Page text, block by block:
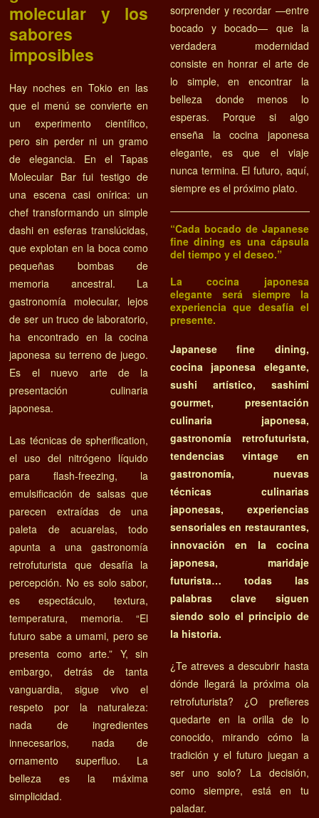
molecular y los
sabores
imposibles
Hay noches en Tokio en las
que el menú se convierte en
un experimento científico,
pero sin perder ni un gramo
de elegancia. En el Tapas
Molecular Bar fui testigo de
una escena casi onírica: un
chef transformando un simple
dashi en esferas translúcidas,
que explotan en la boca como
pequeñas bombas de
memoria ancestral. La
gastronomía molecular, lejos
de ser un truco de laboratorio,
ha encontrado en la cocina
japonesa su terreno de juego.
Es el nuevo arte de la
presentación culinaria
japonesa.
Las técnicas de spherification,
el uso del nitrógeno líquido
para flash-freezing, la
emulsificación de salsas que
parecen extraídas de una
paleta de acuarelas, todo
apunta a una gastronomía
retrofuturista que desafía la
percepción. No es solo sabor,
es espectáculo, textura,
temperatura, memoria. “El
futuro sabe a umami, pero se
presenta como arte.” Y, sin
embargo, detrás de tanta
vanguardia, sigue vivo el
respeto por la naturaleza:
nada de ingredientes
innecesarios, nada de
ornamento superfluo. La
belleza es la máxima
simplicidad.
sorprender y recordar —entre
bocado y bocado— que la
verdadera modernidad
consiste en honrar el arte de
lo simple, en encontrar la
belleza donde menos lo
esperas. Porque si algo
enseña la cocina japonesa
elegante, es que el viaje
nunca termina. El futuro, aquí,
siempre es el próximo plato.
“Cada bocado de Japanese
fine dining es una cápsula
del tiempo y el deseo.”
La cocina japonesa
elegante será siempre la
experiencia que desafía el
presente.
Japanese fine dining,
cocina japonesa elegante,
sushi artístico, sashimi
gourmet, presentación
culinaria japonesa,
gastronomía retrofuturista,
tendencias vintage en
gastronomía, nuevas
técnicas culinarias
japonesas, experiencias
sensoriales en restaurantes,
innovación en la cocina
japonesa, maridaje
futurista… todas las
palabras clave siguen
siendo solo el principio de
la historia.
¿Te atreves a descubrir hasta
dónde llegará la próxima ola
retrofuturista? ¿O prefieres
quedarte en la orilla de lo
conocido, mirando cómo la
tradición y el futuro juegan a
ser uno solo? La decisión,
como siempre, está en tu
paladar.